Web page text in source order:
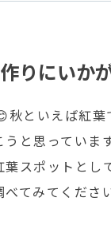
りにいか
秋といえば紅
と思っていま
スポットとし
てみてくださ